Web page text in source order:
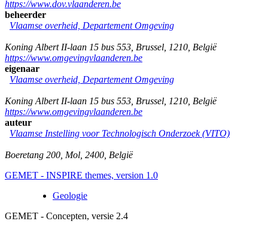
https://www.dov.vlaanderen.be
beheerder
Vlaamse overheid, Departement Omgeving
Koning Albert II-laan 15 bus 553 Brussel 1210 België
https://www.omgevingvlaanderen.be
eigenaar
Vlaamse overheid, Departement Omgeving
Koning Albert II-laan 15 bus 553 Brussel 1210 België
https://www.omgevingvlaanderen.be
auteur
Vlaamse Instelling voor Technologisch Onderzoek (VITO)
Boeretang 200 Mol 2400 België
GEMET - INSPIRE themes, version 1.0
Geologie
GEMET - Concepten, versie 2.4